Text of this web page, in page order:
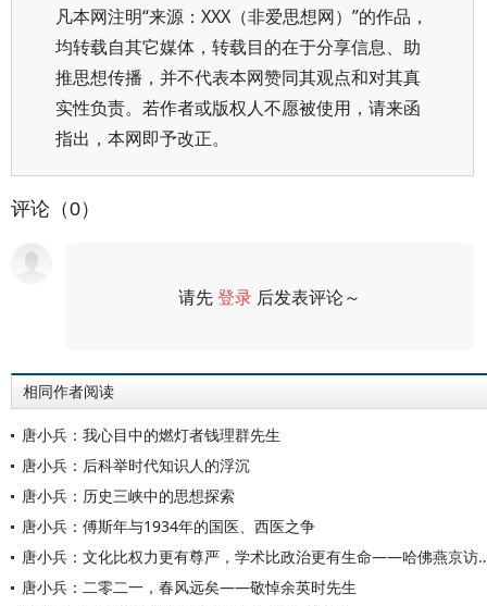
凡本网注明“来源：XXX（非爱思想网）”的作品，
均转载自其它媒体，转载目的在于分享信息、助
推思想传播，并不代表本网赞同其观点和对其真
实性负责。若作者或版权人不愿被使用，请来函
指出，本网即予改正。
评论（0）
请先登录 后发表评论～
相同作者阅读
唐小兵：我心目中的燃灯者钱理群先生
唐小兵：后科举时代知识人的浮沉
唐小兵：历史三峡中的思想探索
唐小兵：傅斯年与1934年的国医、西医之争
唐小兵：文化比权力更有尊严
唐小兵：二零二一，春风远矣——敬悼余英时先生